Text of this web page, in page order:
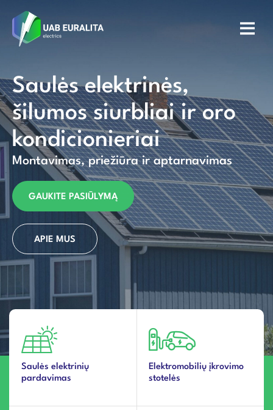
Saulės elektrinės,
šilumos siurbliai ir oro
kondicionieriai
Montavimas, priežiūra ir aptarnavimas
GAUKITE PASIŪLYMĄ
APIE MUS
Saulės elektrinių
pardavimas
Elektromobilių įkrovimo
stotelės